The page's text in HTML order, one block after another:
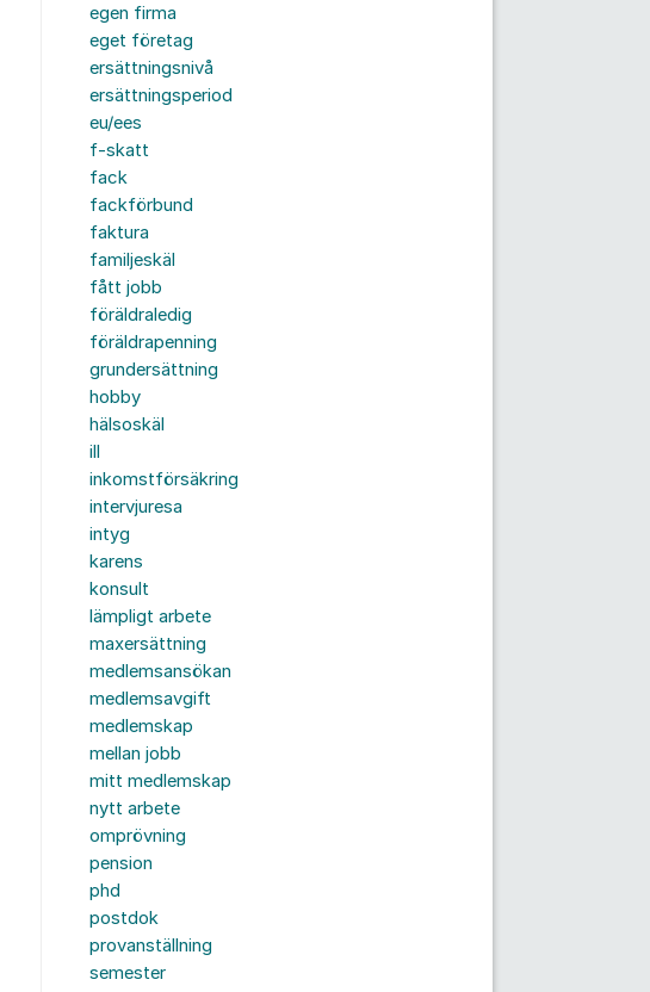
egen firma
eget företag
ersättningsnivå
ersättningsperiod
eu/ees
f-skatt
fack
fackförbund
faktura
familjeskäl
fått jobb
föräldraledig
föräldrapenning
grundersättning
hobby
hälsoskäl
ill
inkomstförsäkring
intervjuresa
intyg
karens
konsult
lämpligt arbete
maxersättning
medlemsansökan
medlemsavgift
medlemskap
mellan jobb
mitt medlemskap
nytt arbete
omprövning
pension
phd
postdok
provanställning
semester